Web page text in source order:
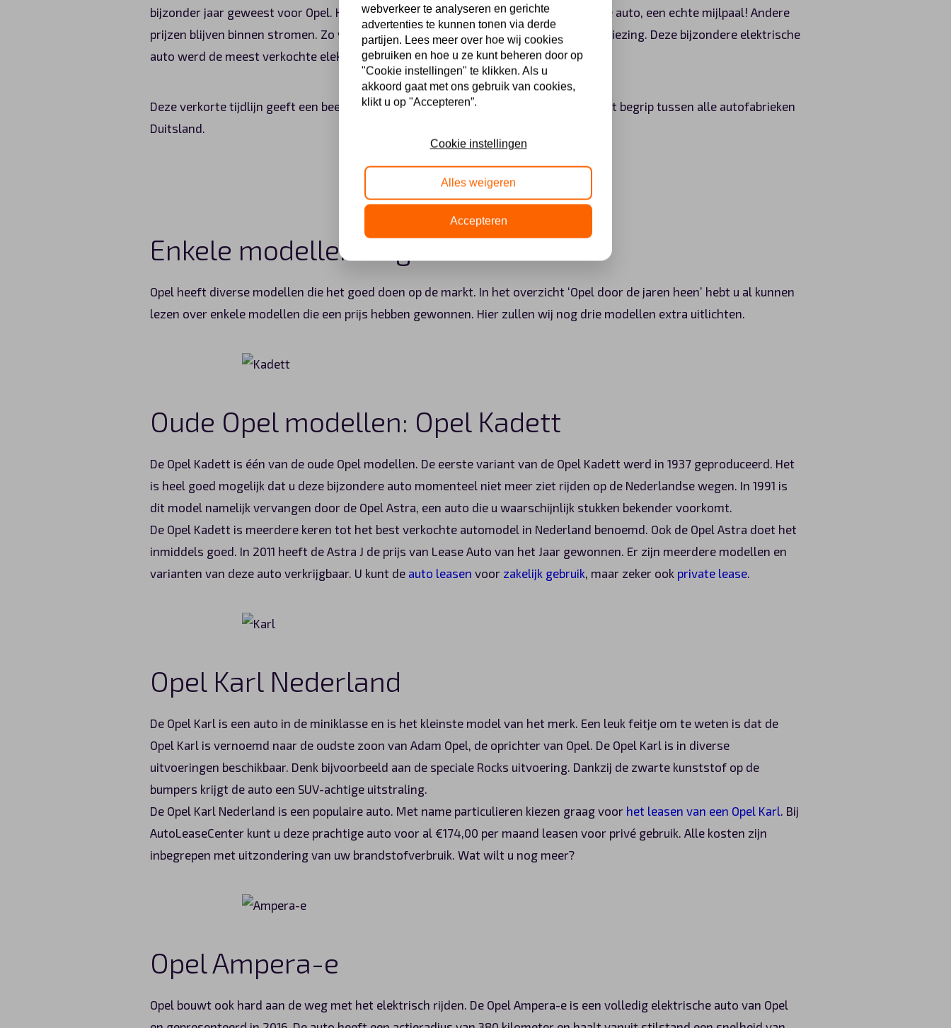
bijzonder jaar geweest voor Opel. Het bedrijf produceerde 110 jaar geleden zijn eerste auto, een echte mijlpaal! Andere
prijzen blijven binnen stromen. Zo wint de Opel Ampera ook de Auto van het Jaar verkiezing. Deze bijzondere elektrische
auto werd de meest verkochte elektrische auto in Europa!
Deze verkorte tijdlijn geeft een beetje een beeld van Opel door de jaren heen. Een echt begrip tussen alle autofabrieken
Duitsland.
Opel Leasen?
Enkele modellen uitgelicht
Opel heeft diverse modellen die het goed doen op de markt. In het overzicht ‘Opel door de jaren heen’ hebt u al kunnen
lezen over enkele modellen die een prijs hebben gewonnen. Hier zullen wij nog drie modellen extra uitlichten.
Oude Opel modellen: Opel Kadett
De Opel Kadett is één van de oude Opel modellen. De eerste variant van de Opel Kadett werd in 1937 geproduceerd. Het
is heel goed mogelijk dat u deze bijzondere auto momenteel niet meer ziet rijden op de Nederlandse wegen. In 1991 is
dit model namelijk vervangen door de Opel Astra, een auto die u waarschijnlijk stukken bekender voorkomt.
De Opel Kadett is meerdere keren tot het best verkochte automodel in Nederland benoemd. Ook de Opel Astra doet het
inmiddels goed. In 2011 heeft de Astra J de prijs van Lease Auto van het Jaar gewonnen. Er zijn meerdere modellen en
varianten van deze auto verkrijgbaar. U kunt de auto leasen voor zakelijk gebruik , maar zeker ook private lease
Opel Karl Nederland
De Opel Karl is een auto in de miniklasse en is het kleinste model van het merk. Een leuk feitje om te weten is dat de
Opel Karl is vernoemd naar de oudste zoon van Adam Opel, de oprichter van Opel. De Opel Karl is in diverse
uitvoeringen beschikbaar. Denk bijvoorbeeld aan de speciale Rocks uitvoering. Dankzij de zwarte kunststof op de
bumpers krijgt de auto een SUV-achtige uitstraling.
De Opel Karl Nederland is een populaire auto. Met name particulieren kiezen graag voor het leasen van een Opel Karl . Bij
AutoLeaseCenter kunt u deze prachtige auto voor al €174,00 per maand leasen voor privé gebruik. Alle kosten zijn
inbegrepen met uitzondering van uw brandstofverbruik. Wat wilt u nog meer?
Opel Ampera-e
Opel bouwt ook hard aan de weg met het elektrisch rijden. De Opel Ampera-e is een volledig elektrische auto van Opel
webverkeer te analyseren en gerichte
advertenties te kunnen tonen via derde
partijen. Lees meer over hoe wij cookies
gebruiken en hoe u ze kunt beheren door op
"Cookie instellingen" te klikken. Als u
akkoord gaat met ons gebruik van cookies,
klikt u op "Accepteren”.
Cookie instellingen
Alles weigeren
Accepteren